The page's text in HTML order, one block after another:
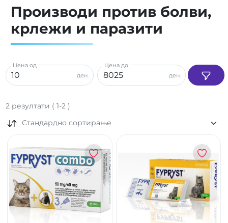
Производи против болви,
крлежи и паразити
ден.
Цена од
ден.
Цена до
2 резултати ( 1-2)
Стандардно сортирање